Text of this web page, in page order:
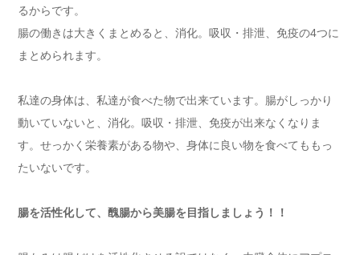
るからです。
腸の働きは大きくまとめると、消化。吸収・排泄、免疫の4つに
まとめられます。
私達の身体は、私達が食べた物で出来ています。腸がしっかり
動いていないと、消化。吸収・排泄、免疫が出来なくなりま
す。せっかく栄養素がある物や、身体に良い物を食べてももっ
たいないです。
腸を活性化して、醜腸から美腸を目指しましょう！！